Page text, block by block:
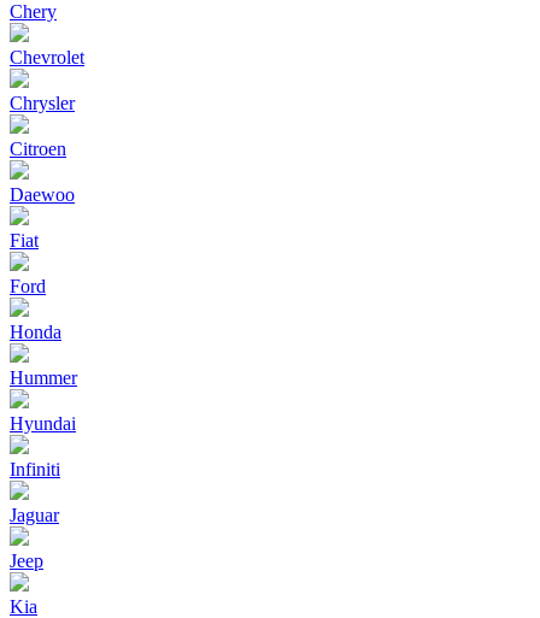
Chery
Chevrolet
Chrysler
Citroen
Daewoo
Fiat
Ford
Honda
Hummer
Hyundai
Infiniti
Jaguar
Jeep
Kia